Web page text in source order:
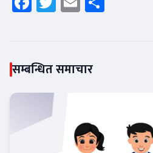
सम्बन्धित समाचार